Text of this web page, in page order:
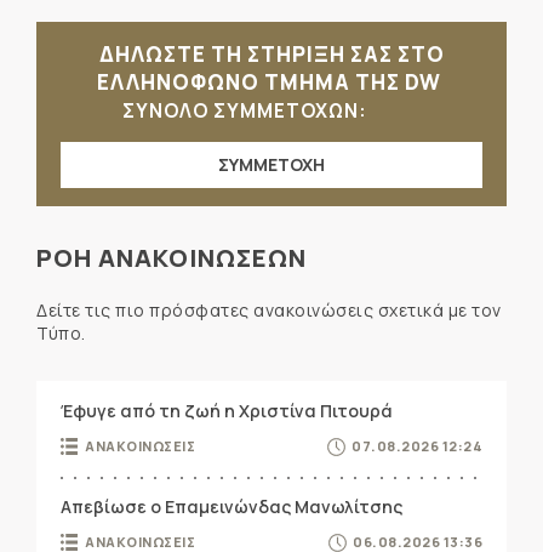
ΔΗΛΩΣΤΕ ΤΗ ΣΤΗΡΙΞΗ ΣΑΣ ΣΤΟ
ΕΛΛΗΝΟΦΩΝΟ ΤΜΗΜΑ ΤΗΣ DW
ΣΥΝΟΛΟ ΣΥΜΜΕΤΟΧΩΝ:
ΣΥΜΜΕΤΟΧΗ
ΡΟΗ ΑΝΑΚΟΙΝΩΣΕΩΝ
Δείτε τις πιο πρόσφατες ανακοινώσεις σχετικά με τον
Τύπο.
Έφυγε από τη ζωή η Χριστίνα Πιτουρά
ΑΝΑΚΟΙΝΩΣΕΙΣ 07.08.2026 12:24
Απεβίωσε ο Επαμεινώνδας Μανωλίτσης
ΑΝΑΚΟΙΝΩΣΕΙΣ 06.08.2026 13:36